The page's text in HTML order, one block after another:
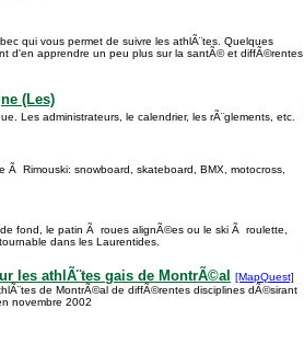
qui vous permet de suivre les athlÃ¨tes. Quelques
d'en apprendre un peu plus sur la santÃ© et diffÃ©rentes
(Les)
Les administrateurs, le calendrier, les rÃ¨glements, etc.
Ã Rimouski: snowboard, skateboard, BMX, motocross,
fond, le patin Ã roues alignÃ©es ou le ski Ã roulette,
dans les Laurentides.
les athlÃ¨tes gais de MontrÃ©al
[MapQuest]
de MontrÃ©al de diffÃ©rentes disciplines dÃ©sirant
novembre 2002